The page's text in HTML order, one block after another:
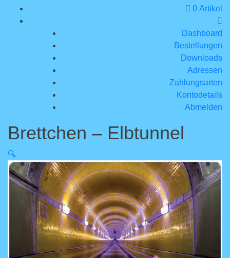
0 Artikel
Dashboard
Bestellungen
Downloads
Adressen
Zahlungsarten
Kontodetails
Abmelden
Brettchen – Elbtunnel
🔍